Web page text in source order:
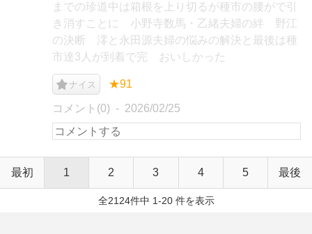
までの珍道中は箱根を上り切るが種市の腰がで引
き消すことに 小野寺数馬・乙緒夫婦の絆 野江
の決断 澪と永田源夫婦の悩みの解決と最後は種
市達3人が到着で完 おいしかった
ナイス ★91
コメント(0) 2026/02/25
最初 1 2 3 4 5 最後
全2124件中 1-20 件を表示